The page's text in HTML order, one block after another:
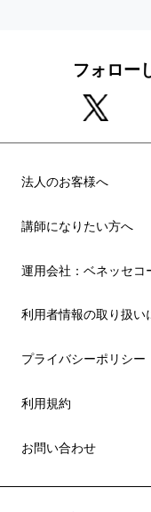
フォロー
法人のお客様へ
講師になりたい方へ
運用会社：ベネッセコ
利用者情報の取り扱い
プライバシーポリシー
利用規約
お問い合わせ